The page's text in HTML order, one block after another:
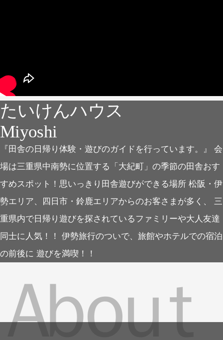
たいけんハウス
Miyoshi
『田舎の日帰り体験・遊びのガイドを行っています。』 会
場は三重県中南勢に位置する「大紀町」の季節の田舎おす
すめスポット！ 思いっきり田舎遊びができる場所 松阪・伊
勢エリア、四日市・鈴鹿エリアからのお客さまが多く、 三
重県内で日帰り遊びを探されているファミリーや大人友達
同士に人気！！ 伊勢旅行のついで、旅館やホテルでの宿泊
の前後に 遊びを満喫！！